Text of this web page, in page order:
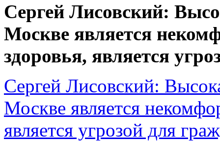
Сергей Лисовский:
Москве является
здоровья, является
Сергей Лисовский:
Москве является
является угрозой для